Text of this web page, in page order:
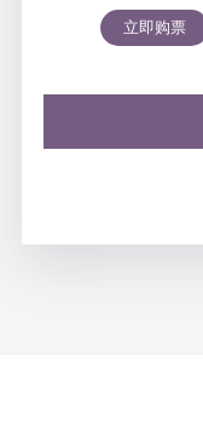
室内乐音乐会
立即购票